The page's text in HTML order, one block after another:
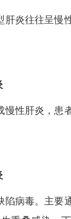
炎往往呈慢
性肝炎，患
病毒。主要